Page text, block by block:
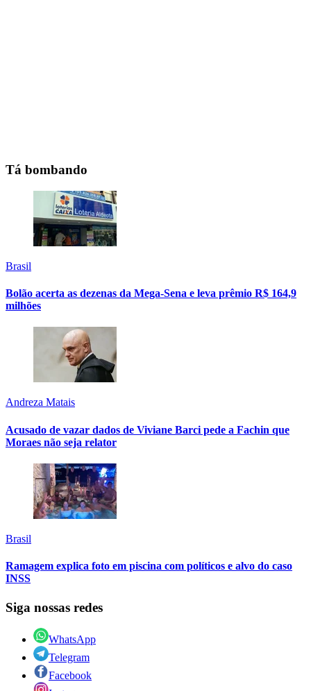
Tá bombando
Brasil
Bolão acerta as dezenas da Mega-Sena e leva prêmio R$ 164,9
milhões
Andreza Matais
Acusado de vazar dados de Viviane Barci pede a Fachin que
Moraes não seja relator
Brasil
Ramagem explica foto em piscina com políticos e alvo do caso
INSS
Siga nossas redes
WhatsApp
Telegram
Facebook